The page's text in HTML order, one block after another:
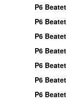
P6 Beatet
P6 Beatet
P6 Beatet
P6 Beatet
P6 Beatet
P6 Beatet
P6 Beatet